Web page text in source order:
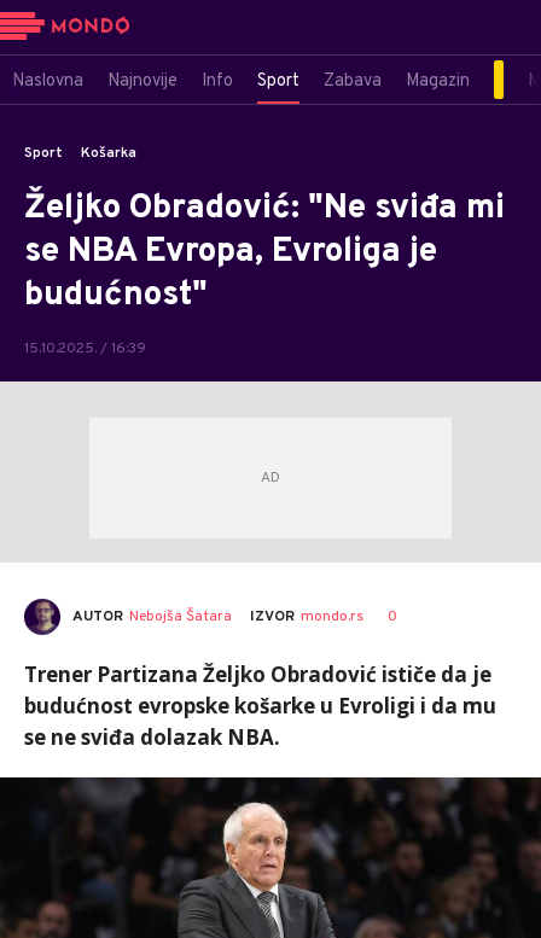
Naslovna Najnovije Info Sport Zabava Magazin
Sport Košarka
Željko Obradović: "Ne sviđa mi
se NBA Evropa, Evroliga je
budućnost"
15.10.2025. / 16:39
AUTOR Nebojša Šatara IZVOR mondo.rs 0
Trener Partizana Željko Obradović ističe da je
budućnost evropske košarke u Evroligi i da mu
se ne sviđa dolazak NBA.